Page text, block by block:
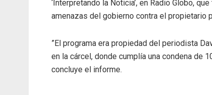
‘Interpretando la Noticia’, en Radio Globo,
amenazas del gobierno contra el propietario
”El programa era propiedad del periodista
en la cárcel, donde cumplía una condena de
concluye el informe.